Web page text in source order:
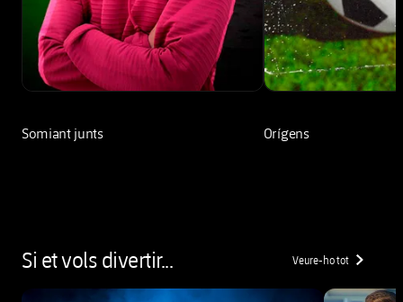
Somiant junts Orígens
Si et vols divertir... Veure-ho totchevron-right-